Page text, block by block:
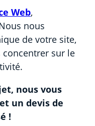
Web,
nous
de votre site,
sur le
nous vous
un devis de
!